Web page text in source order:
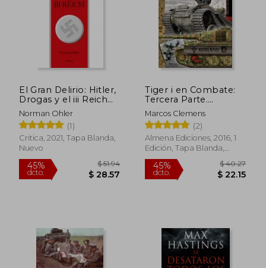
45%
dcto.
El Gran Delirio: Hitler,
Drogas y el iii Reich
(Memoria Crítica)
Norman Ohler
(1)
Critica, 2021, Tapa Blanda,
Nuevo
Tiger i en Combate:
Tercera Parte.
Unidades del Ejército
ii
Marcos Clemens
(2)
Almena Ediciones, 2016, 1
Edición, Tapa Blanda,
Nuevo